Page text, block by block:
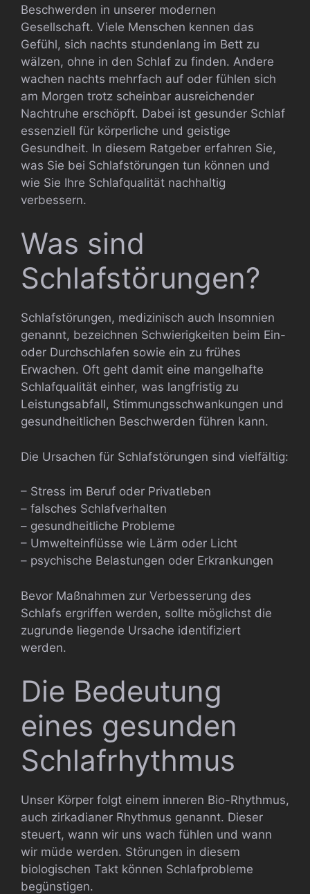
Beschwerden in unserer modernen
Gesellschaft. Viele Menschen kennen das
Gefühl, sich nachts stundenlang im Bett zu
wälzen, ohne in den Schlaf zu finden. Andere
wachen nachts mehrfach auf oder fühlen sich
am Morgen trotz scheinbar ausreichender
Nachtruhe erschöpft. Dabei ist gesunder Schlaf
essenziell für körperliche und geistige
Gesundheit. In diesem Ratgeber erfahren Sie,
was Sie bei Schlafstörungen tun können und
wie Sie Ihre Schlafqualität nachhaltig
verbessern.
Was sind
Schlafstörungen?
Schlafstörungen, medizinisch auch Insomnien
genannt, bezeichnen Schwierigkeiten beim Ein-
oder Durchschlafen sowie ein zu frühes
Erwachen. Oft geht damit eine mangelhafte
Schlafqualität einher, was langfristig zu
Leistungsabfall, Stimmungsschwankungen und
gesundheitlichen Beschwerden führen kann.
Die Ursachen für Schlafstörungen sind vielfältig:
– Stress im Beruf oder Privatleben
– falsches Schlafverhalten
– gesundheitliche Probleme
– Umwelteinflüsse wie Lärm oder Licht
– psychische Belastungen oder Erkrankungen
Bevor Maßnahmen zur Verbesserung des
Schlafs ergriffen werden, sollte möglichst die
zugrunde liegende Ursache identifiziert
werden.
Die Bedeutung
eines gesunden
Schlafrhythmus
Unser Körper folgt einem inneren Bio-Rhythmus,
auch zirkadianer Rhythmus genannt. Dieser
steuert, wann wir uns wach fühlen und wann
wir müde werden. Störungen in diesem
biologischen Takt können Schlafprobleme
begünstigen.